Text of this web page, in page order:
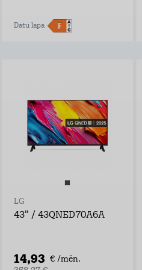
Datu lapa
LG
43" / 43QNED70A6A
14,93 € /mēn.